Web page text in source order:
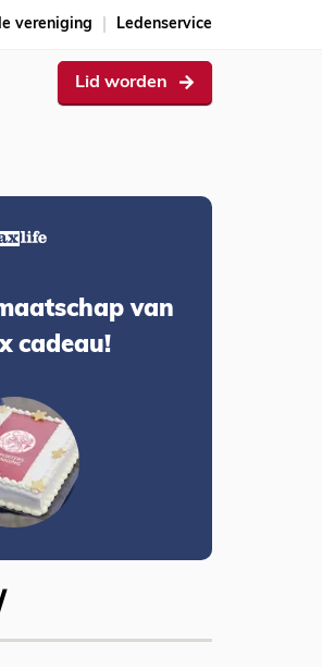
vereniging Ledenservice
Lid worden
van
cadeau!